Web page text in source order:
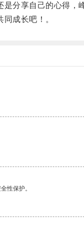
享自己的心得，
成长吧！。
性保护。